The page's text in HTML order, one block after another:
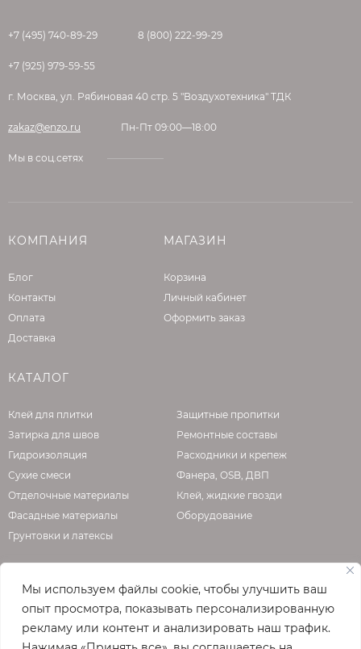
Мы используем файлы cookie, чтобы улучшить ваш
опыт просмотра, показывать персонализированную
рекламу или контент и анализировать наш трафик.
+7 (495) 740-89-29 8 (800) 222-99-29
+7 (925) 979-59-55
г. Москва, ул. Рябиновая 40 стр. 5 "Воздухотехника" ТДК
zakaz@enzo.ru Пн-Пт 09:00—18:00
Мы в соц.сетях
КОМПАНИЯ
Блог
Контакты
Оплата
Доставка
МАГАЗИН
Корзина
Личный кабинет
Оформить заказ
КАТАЛОГ
Клей для плитки
Затирка для швов
Гидроизоляция
Сухие смеси
Отделочные материалы
Фасадные материалы
Грунтовки и латексы
Защитные пропитки
Ремонтные составы
Расходники и крепеж
Фанера, OSB, ДВП
Клей, жидкие гвозди
Оборудование
О КОМПАНИИ
Официальная страница сайта